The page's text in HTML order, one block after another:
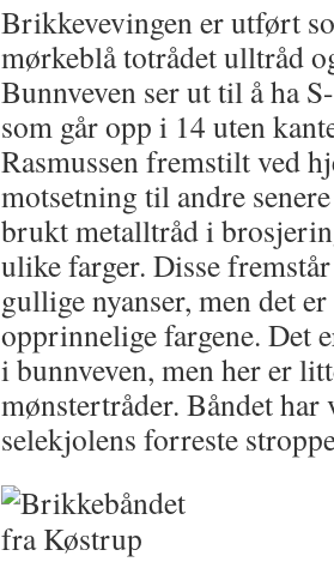
Brikkevevingen er utført
mørkeblå totrådet ulltråd
Bunnveven ser ut til å ha
som går opp i 14 uten
Rasmussen fremstilt ved
motsetning til andre
brukt metalltråd i
ulike farger. Disse
gullige nyanser, men det
opprinnelige fargene. Det
i bunnveven, men her er
mønstertråder. Båndet
selekjolens forreste